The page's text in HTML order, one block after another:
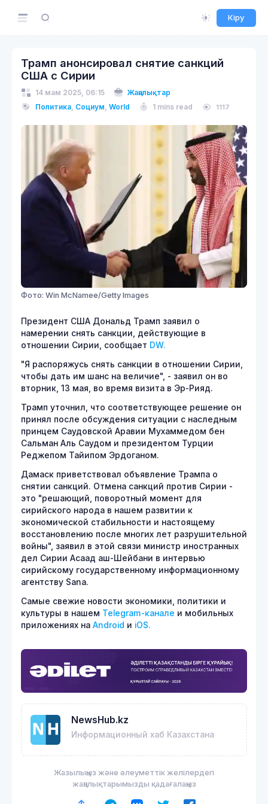
Кіру
Трамп анонсировал снятие санкций
США с Сирии
14 мам 2025, 06:15
Жаңалықтар
Политика, Социум, World 1 mins read 1117
Фото: Win McNamee/Getty Images
Президент США Дональд Трамп заявил о
намерении снять санкции, действующие в
отношении Сирии, сообщает DW.
"Я распоряжусь снять санкции в отношении Сирии,
чтобы дать им шанс на величие", - заявил он во
вторник, 13 мая, во время визита в Эр-Рияд.
Трамп уточнил, что соответствующее решение он
принял после обсуждения ситуации с наследным
принцем Саудовской Аравии Мухаммедом бен
Сальман Аль Саудом и президентом Турции
Реджепом Тайипом Эрдоганом.
Дамаск приветствовал объявление Трампа о
снятии санкций. Отмена санкций против Сирии -
это "решающий, поворотный момент для
сирийского народа в нашем развитии к
экономической стабильности и настоящему
восстановлению после многих лет разрушительной
войны", заявил в этой связи министр иностранных
дел Сирии Асаад аш-Шейбани в интервью
сирийскому государственному информационному
агентству Sana.
Самые свежие новости экономики, политики и
культуры в нашем Telegram-канале и мобильных
приложениях на Android и iOS.
NewsHub.kz
Информационный хаб Казахстана
Жазылыңыз және әлеуметтік желілердегі
жаңалықтарымызды қадағалаңыз